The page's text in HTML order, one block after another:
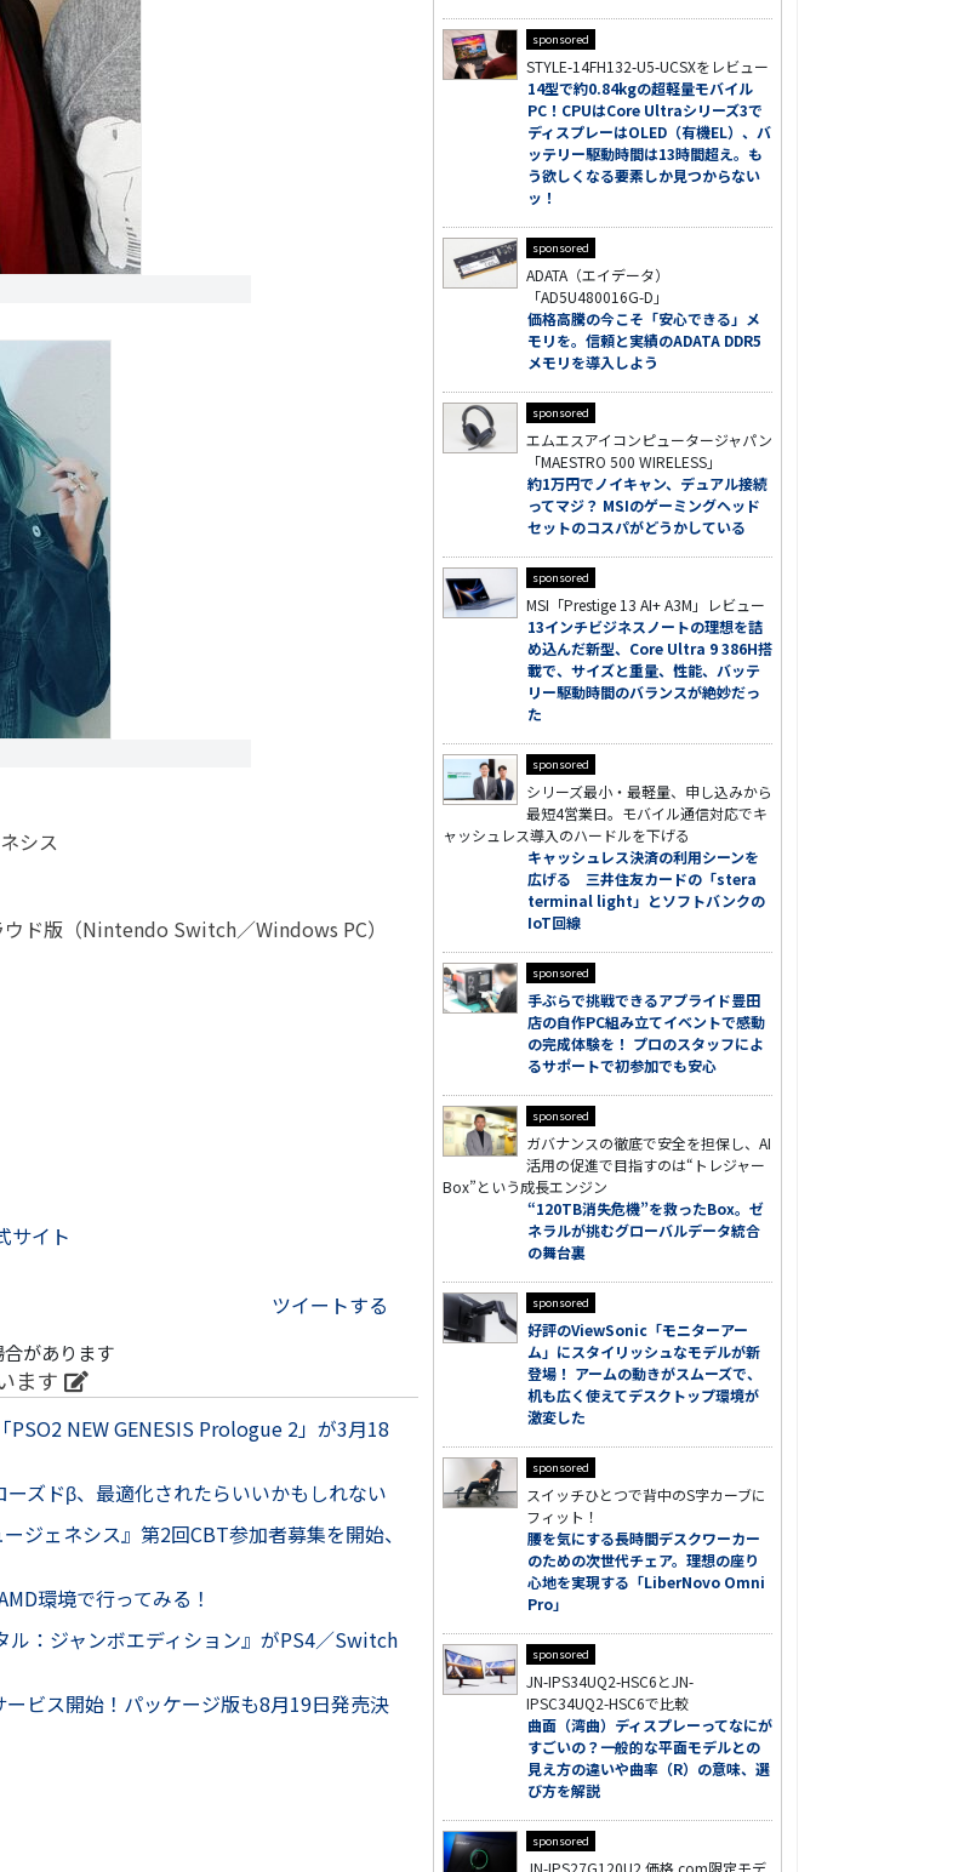
シス
ド版（Nintendo Switch／Windows PC）
サイト
ツイートする
があります
ます
PSO2 NEW GENESIS Prologue 2」が3月18
ズドβ、最適化されたらいいかもしれない
ジェネシス』第2回CBT参加者募集を開始、
環境で行ってみる！
ル：ジャンボエディション』がPS4／Switch
ビス開始！パッケージ版も8月19日発売決
sponsored
STYLE-14FH132-U5-UCSXをレビュー
14型で約0.84kgの超軽量モバイル
PC！CPUはCore Ultraシリーズ3で
ディスプレーはOLED（有機EL）、バ
ッテリー駆動時間は13時間超え。も
う欲しくなる要素しか見つからない
ッ！
sponsored
ADATA（エイデータ）
「AD5U480016G-D」
価格高騰の今こそ「安心できる」メ
モリを。信頼と実績のADATA DDR5
メモリを導入しよう
sponsored
エムエスアイコンピュータージャパン
「MAESTRO 500 WIRELESS」
約1万円でノイキャン、デュアル接続
ってマジ？ MSIのゲーミングヘッド
セットのコスパがどうかしている
sponsored
MSI「Prestige 13 AI+ A3M」レビュー
13インチビジネスノートの理想を詰
め込んだ新型、Core Ultra 9 386H搭
載で、サイズと重量、性能、バッテ
リー駆動時間のバランスが絶妙だっ
た
sponsored
シリーズ最小・最軽量、申し込みから
最短4営業日。モバイル通信対応でキ
ャッシュレス導入のハードルを下げる
キャッシュレス決済の利用シーンを
広げる 三井住友カードの「stera
terminal light」とソフトバンクの
IoT回線
sponsored
手ぶらで挑戦できるアプライド豊田
店の自作PC組み立てイベントで感動
の完成体験を！ プロのスタッフによ
るサポートで初参加でも安心
sponsored
ガバナンスの徹底で安全を担保し、AI
活用の促進で目指すのは“トレジャー
Box”という成長エンジン
“120TB消失危機”を救ったBox。ゼ
ネラルが挑むグローバルデータ統合
の舞台裏
sponsored
好評のViewSonic「モニターアー
ム」にスタイリッシュなモデルが新
登場！ アームの動きがスムーズで、
机も広く使えてデスクトップ環境が
激変した
sponsored
スイッチひとつで背中のS字カーブに
フィット！
腰を気にする長時間デスクワーカー
のための次世代チェア。理想の座り
心地を実現する「LiberNovo Omni
Pro」
sponsored
JN-IPS34UQ2-HSC6とJN-
IPSC34UQ2-HSC6で比較
曲面（湾曲）ディスプレーってなにが
すごいの？一般的な平面モデルとの
見え方の違いや曲率（R）の意味、選
び方を解説
sponsored
JN-IPS27G120U2 価格.com限定モデ